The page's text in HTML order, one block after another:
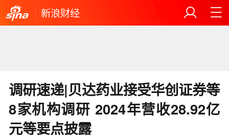
新浪财经
调研速递|贝达药业接受华创证券等
8家机构调研 2024年营收28.92亿
元等要点披露